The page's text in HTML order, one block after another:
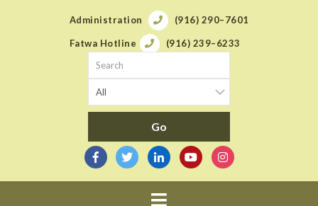
Administration (916) 290–7601
Fatwa Hotline (916) 239–6233
Navigation